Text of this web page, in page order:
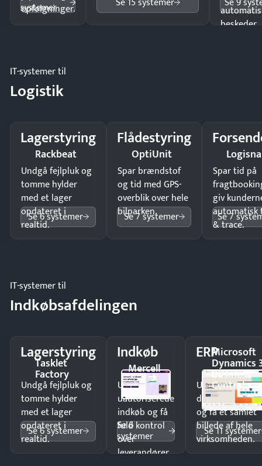
opfølgninger.
systemer
beskeder.
IT-systemer til
Logistik
Lagerstyring
Rackbeat
Undgå fejlpluk og
tomme hylder
med et lager
opdateret i
realtid.
Se 6 systemer
Flådestyring
OptiUnit
Spar brændstof
og tid med GPS-
overblik over hele
bilparken.
Se 7 systemer
Spar tid på
giv
automatisk
& trace.
Se 7
IT-systemer til
Indkøbsafdelingen
Lagerstyring
Tasklet
Factory
Undgå fejlpluk og
tomme hylder
med et lager
opdateret i
realtid.
Se 6 systemer
Indkøb
Mercell
Undgå
uautoriserede
indkøb og få
fuld kontrol
over
leverandører
Se 6
systemer
ERPMicrosoft
Dynamics
Business
Central
Undgå
og få ét samlet
billede af hele
virksomheden.
Se 11 systemer